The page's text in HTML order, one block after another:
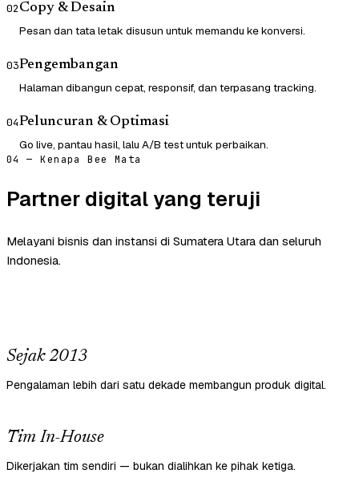
02Copy & Desain
Pesan dan tata letak disusun untuk memandu ke konversi.
03Pengembangan
Halaman dibangun cepat, responsif, dan terpasang tracking.
04Peluncuran & Optimasi
Go live, pantau hasil, lalu A/B test untuk perbaikan.
04 — Kenapa Bee Mata
Partner digital yang teruji
Melayani bisnis dan instansi di Sumatera Utara dan seluruh
Indonesia.
Sejak 2013
Pengalaman lebih dari satu dekade membangun produk digital.
Tim In-House
Dikerjakan tim sendiri — bukan dialihkan ke pihak ketiga.